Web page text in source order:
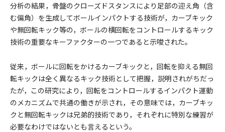
分析の結果，骨盤のクローズドスタンスにより足部の迎え角（含
む偏角）を生成してボールインパクトする技術が，カーブキック
や無回転キック等の，ボールの横回転をコントロールするキック
技術の重要なキーファクターの一つであると示唆された。
従来，ボールに回転をかけるカーブキックと，回転を抑える無回
転キックは全く異なるキック技術として把握，説明されがちだっ
たが，この研究により，回転をコントロールするインパクト運動
のメカニズムで共通の働きが示され，その意味では，カーブキッ
クと無回転キックは兄弟的技術であり，それぞれに特別な練習が
必要なわけではないとも言えるという。